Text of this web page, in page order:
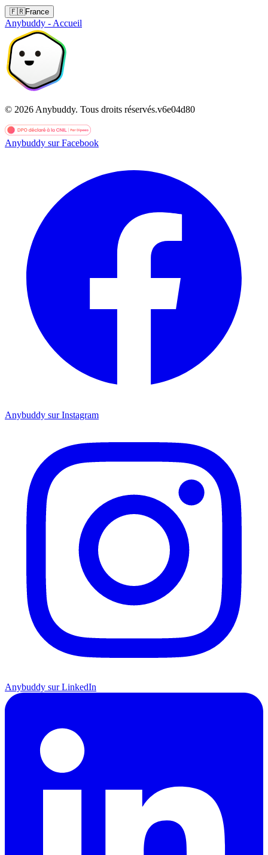
🇫🇷France
Anybuddy - Accueil
© 2026 Anybuddy. Tous droits réservés.v6e04d80
Anybuddy sur Facebook
Anybuddy sur Instagram
Anybuddy sur LinkedIn